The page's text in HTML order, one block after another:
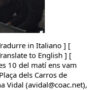
in Italiano ] [
to English ] [
10 del matí ens vam
dels Carros de
Vidal (avidal@coac.net),